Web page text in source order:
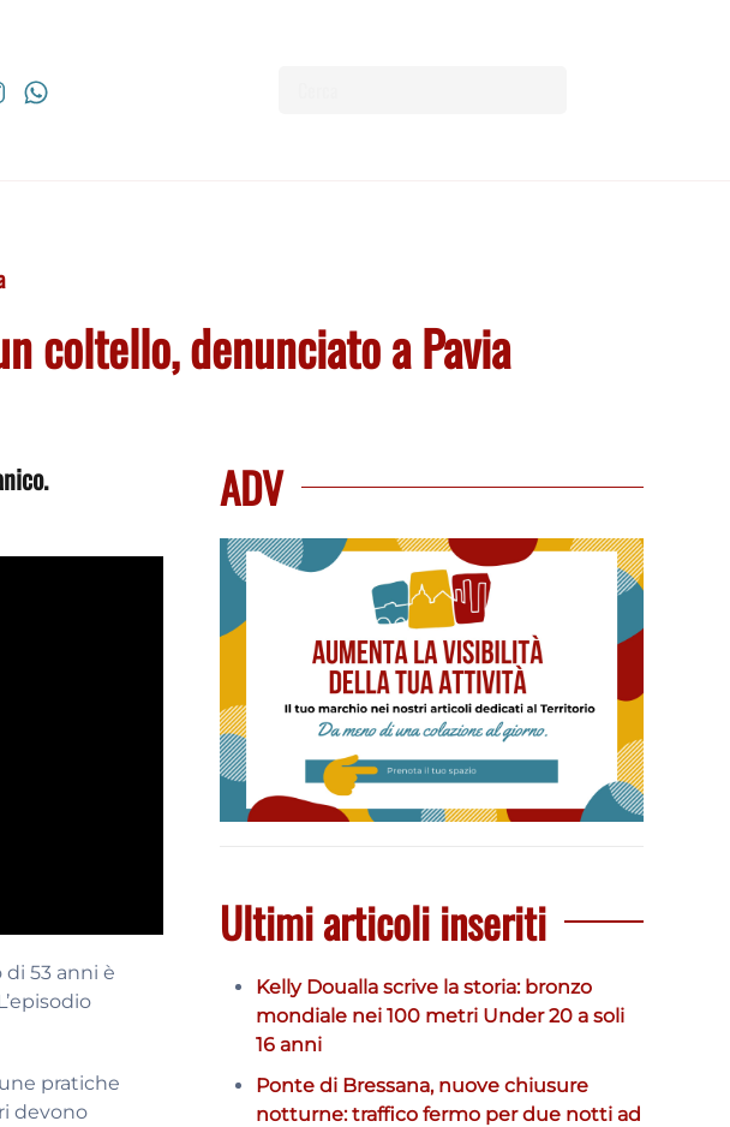
coltello, denunciato a Pavia
53 anni è
pratiche
devono
ADV
Ultimi articoli inseriti
Kelly Doualla scrive la storia: bronzo
mondiale nei 100 metri Under 20 a soli
16 anni
Ponte di Bressana, nuove chiusure
notturne: traffico fermo per due notti ad